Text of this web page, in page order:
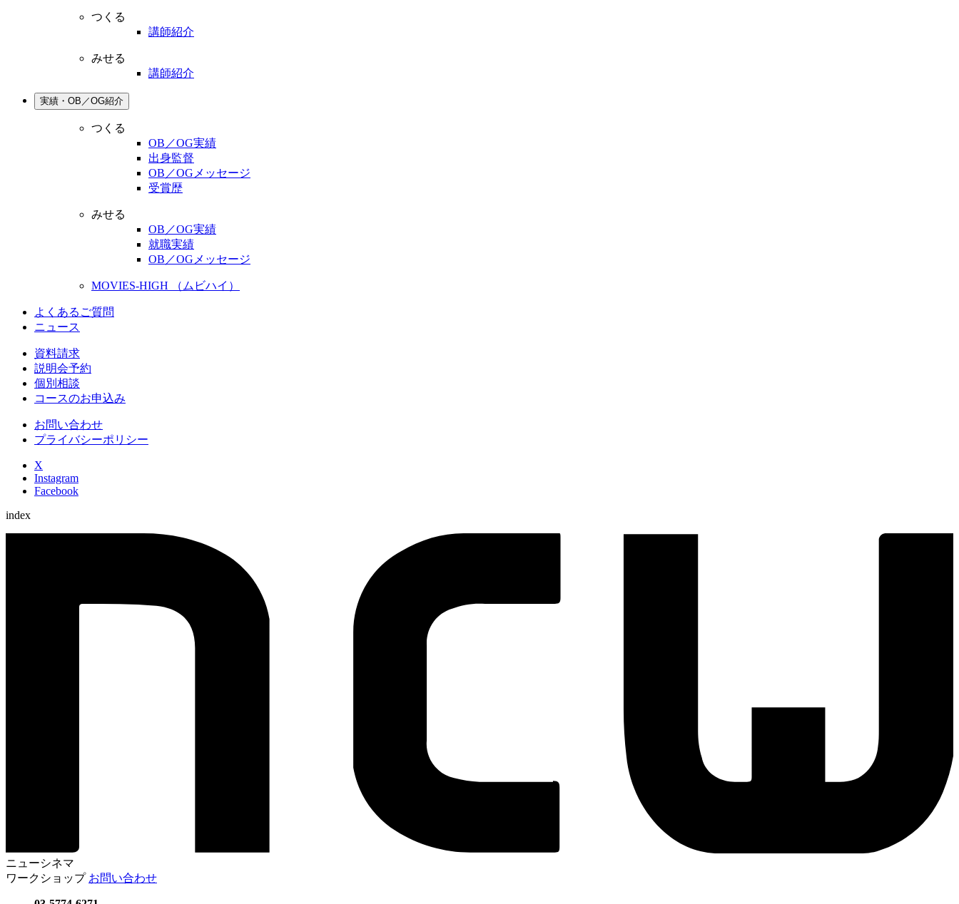
つくる
講師紹介
みせる
講師紹介
実績・OB／OG紹介
つくる
OB／OG実績
出身監督
OB／OGメッセージ
受賞歴
みせる
OB／OG実績
就職実績
OB／OGメッセージ
MOVIES-HIGH （ムビハイ）
よくあるご質問
ニュース
資料請求
説明会予約
個別相談
コースのお申込み
お問い合わせ
プライバシーポリシー
X
Instagram
Facebook
index
ニューシネマ
ワークショップ お問い合わせ